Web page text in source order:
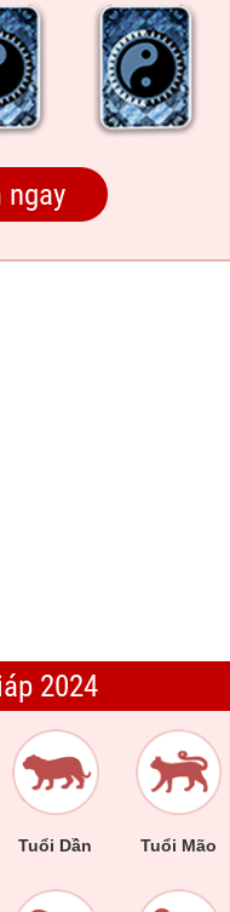
2024
Tuổi Dần Tuổi Mão